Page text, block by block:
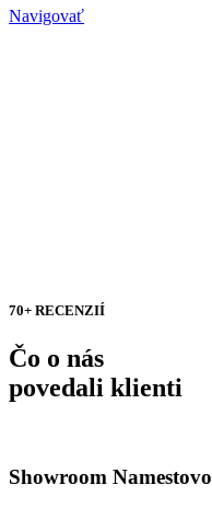
Navigovať
70+ RECENZIÍ
Čo o nás
povedali klienti
Showroom Namestovo